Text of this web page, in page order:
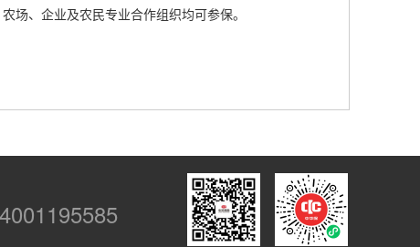
场、企业及农民专业合作组织均可参保。
4001195585